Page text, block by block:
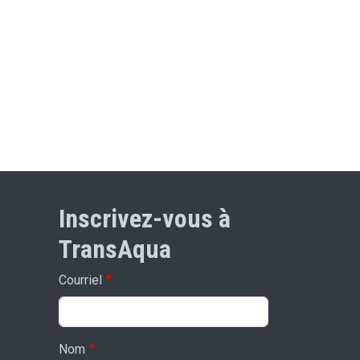
Inscrivez-vous à
TransAqua
Courriel
Nom